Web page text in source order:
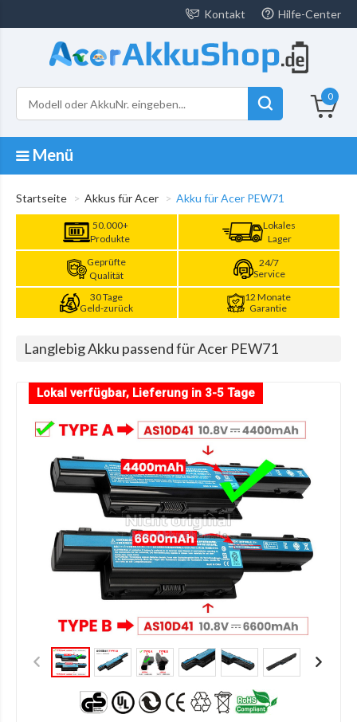
Kontakt Hilfe-Center
0
Menü
Startseite Akkus für Acer Akku für Acer PEW71
50.000+
Produkte
Lokales
Lager
Geprüfte
Qualität
24/7
Service
30 Tage
Geld-zurück
12 Monate
Garantie
Langlebig Akku passend für Acer PEW71
Lokal verfügbar, Lieferung in 3-5 Tage